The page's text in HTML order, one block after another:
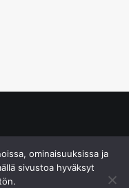
ominaisuuksissa ja
sivustoa hyväksyt